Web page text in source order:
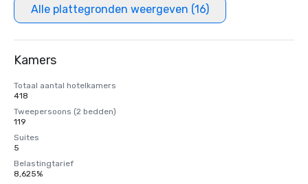
Alle plattegronden weergeven (16)
Kamers
Totaal aantal hotelkamers
418
Tweepersoons (2 bedden)
119
Suites
5
Belastingtarief
8,625%